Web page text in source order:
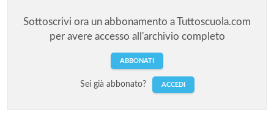
Sottoscrivi ora un abbonamento a Tuttoscuola.com
per avere accesso all'archivio completo
ABBONATI
Sei già abbonato? ACCEDI